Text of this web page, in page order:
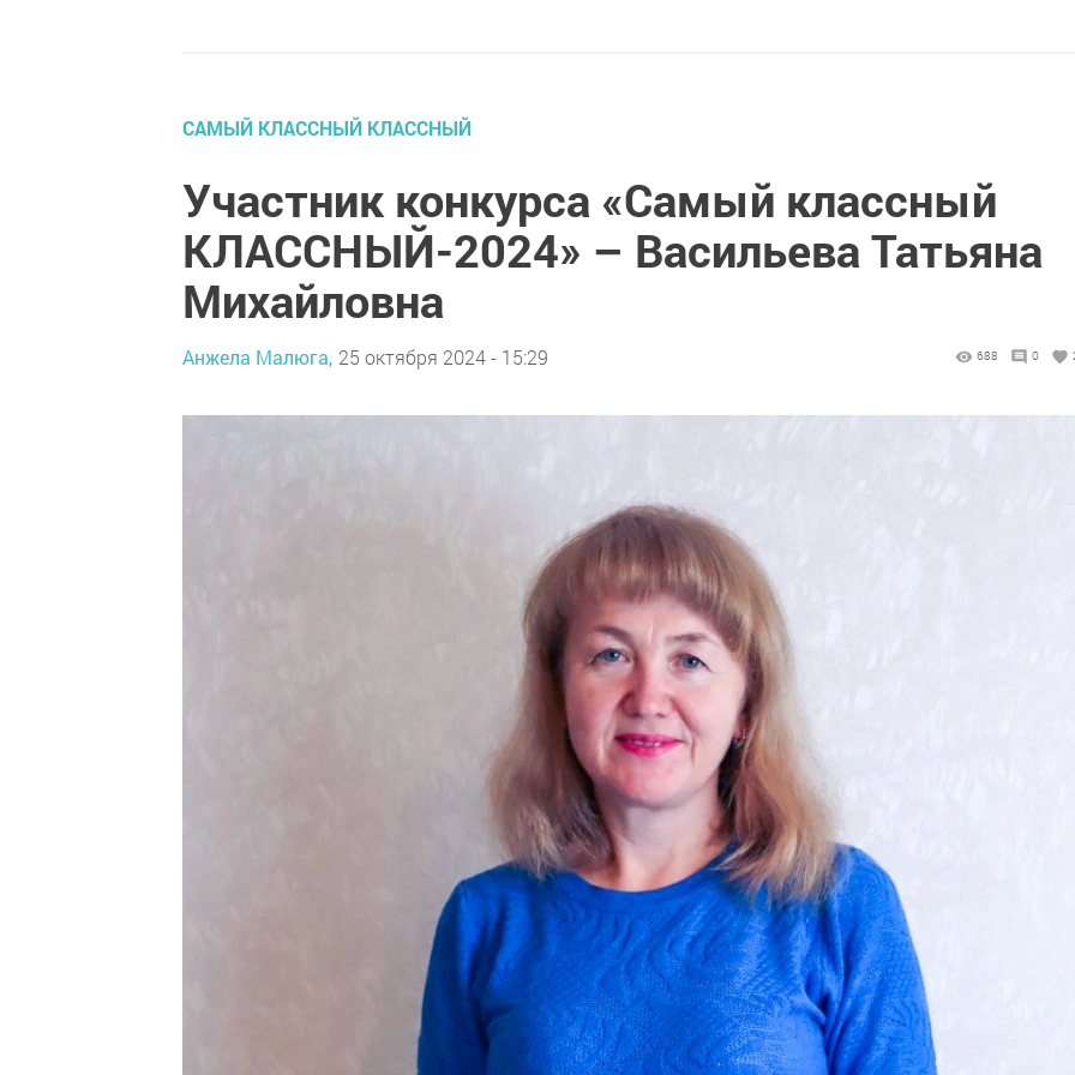
САМЫЙ КЛАССНЫЙ КЛАССНЫЙ
Участник конкурса «Самый классный
КЛАССНЫЙ-2024» – Васильева Татьяна
Михайловна
Анжела Малюга, 25 октября 2024 - 15:29 688 0